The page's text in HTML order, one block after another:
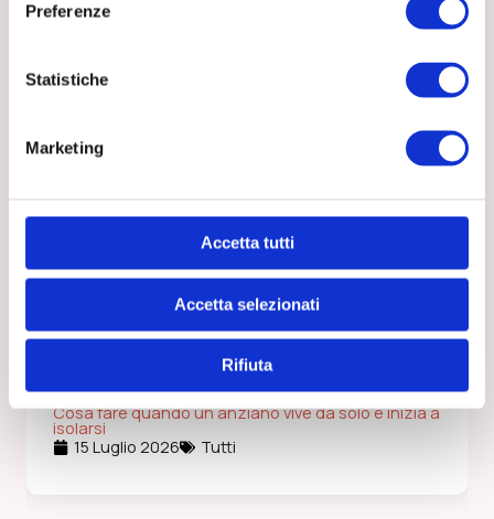
Preferenze
Statistiche
Marketing
Accetta tutti
Accetta selezionati
Rifiuta
Cosa fare quando un anziano vive da solo e inizia a
isolarsi
15 Luglio 2026
Tutti